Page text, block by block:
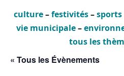
culture–festivités–sports
vie municipale–
tous les
« Tous les Évènements